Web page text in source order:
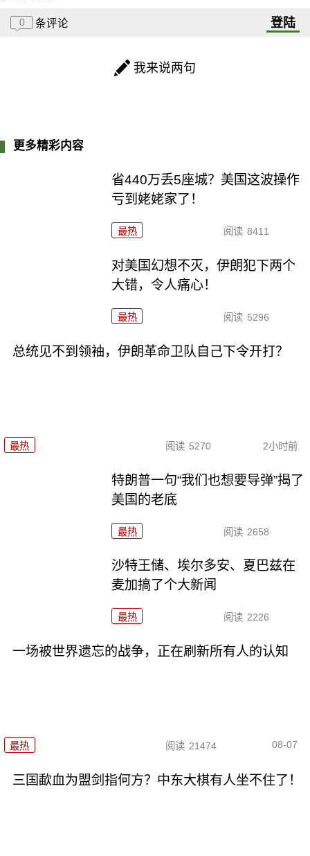
0 条评论 登陆
我来说两句
更多精彩内容
省440万丢5座城？美国这波操作
亏到姥姥家了！
最热 阅读 8411
对美国幻想不灭，伊朗犯下两个
大错，令人痛心！
最热 阅读 5296
总统见不到领袖，伊朗革命卫队自己下令开打？
最热 阅读 5270 2小时前
特朗普一句“我们也想要导弹”揭了
美国的老底
最热 阅读 2658
沙特王储、埃尔多安、夏巴兹在
麦加搞了个大新闻
最热 阅读 2226
一场被世界遗忘的战争，正在刷新所有人的认知
最热 阅读 21474 08-07
三国歃血为盟剑指何方？中东大棋有人坐不住了！